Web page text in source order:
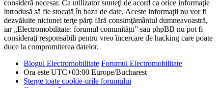
consideră necesar. Ca utilizator sunteţi de acord ca orice informaţie
introdusă să fie stocată în baza de date. Aceste informaţii nu vor fi
dezvăluite niciunei terţe părţi fără consimţământul dumneavoastră,
iar „Electromobilitate: forumul comunității” sau phpBB nu pot fi
consideraţi responsabili pentru vreo încercare de hacking care poate
duce la compromiterea datelor.
Blogul Electromobilitate Forumul Electromobilitate
Ora este UTC+03:00 Europe/Bucharest
Şterge toate cookie-urile forumului